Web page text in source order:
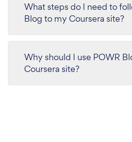
What steps do I need to
Blog to my Coursera site?
Why should I use POWR
Coursera site?